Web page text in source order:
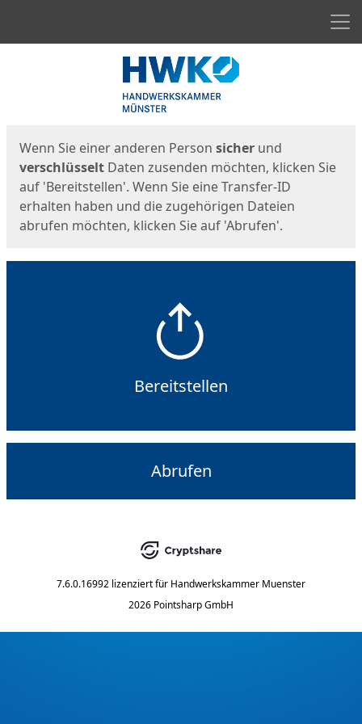
Wenn Sie einer anderen Person sicher und
verschlüsselt Daten zusenden möchten, klicken Sie
auf 'Bereitstellen'. Wenn Sie eine Transfer-ID
erhalten haben und die zugehörigen Dateien
abrufen möchten, klicken Sie auf 'Abrufen'.
Bereitstellen
Abrufen
7.6.0.16992 lizenziert für Handwerkskammer Muenster
2026 Pointsharp GmbH